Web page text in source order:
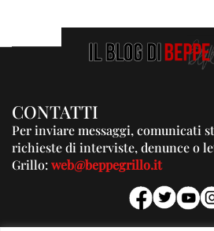
CONTATTI
Per inviare messaggi, comunicati
richieste di interviste, denunce o
Grillo:web@beppegrillo.it